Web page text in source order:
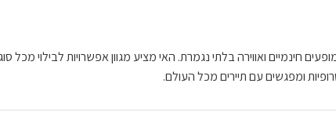
חינמיים ואווירה בלתי נגמרת. האי מציע מגוון אפשרויות לבילוי
ומפגשים עם תיירים מכל העולם.